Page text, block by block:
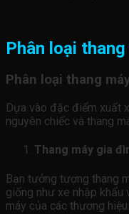
Phân loại
Phân loại thang
Dựa vào đặc điểm xuất
nguyên chiếc và thang
Thang máy gia
Bạn tưởng tượng thang
giống như xe nhập khẩu
máy của các thương hiệu.